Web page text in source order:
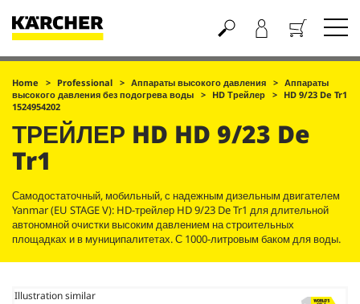
Корзина
Home Professional Аппараты высокого давления
Аппараты
высокого давления без подогрева воды
HD Трейлер
HD 9/23 De Tr1
1524954202
ТРЕЙЛЕР HD HD 9/23 De
Tr1
Самодостаточный, мобильный, с надежным дизельным двигателем
Yanmar (EU STAGE V): HD-трейлер HD 9/23 De Tr1 для длительной
автономной очистки высоким давлением на строительных
площадках и в муниципалитетах. С 1000-литровым баком для воды.
Illustration similar